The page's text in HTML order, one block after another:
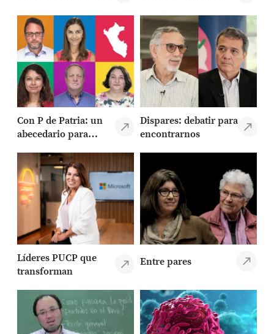
Con P de Patria: un
abecedario para
Dispares: debatir para
encontrarnos
Líderes PUCP que
transforman
Entre pares